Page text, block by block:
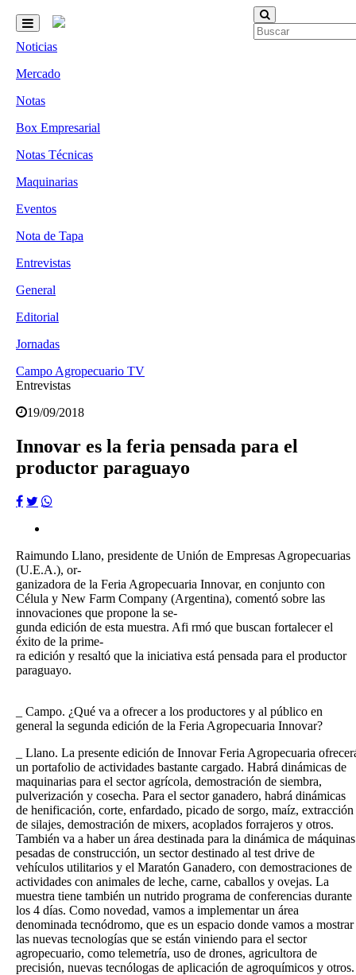
Noticias
Mercado
Notas
Box Empresarial
Notas Técnicas
Maquinarias
Eventos
Nota de Tapa
Entrevistas
General
Editorial
Jornadas
Campo Agropecuario TV
Entrevistas
19/09/2018
Innovar es la feria pensada para el
productor paraguayo
Raimundo Llano, presidente de Unión de Empresas Agropecuarias
(U.E.A.), or-
ganizadora de la Feria Agropecuaria Innovar, en conjunto con
Célula y New Farm Company (Argentina), comentó sobre las
innovaciones que propone la se-
gunda edición de esta muestra. Afi rmó que buscan fortalecer el
éxito de la prime-
ra edición y resaltó que la iniciativa está pensada para el productor
paraguayo.
_ Campo. ¿Qué va a ofrecer a los productores y al público en
general la segunda edición de la Feria Agropecuaria Innovar?
_ Llano. La presente edición de Innovar Feria Agropecuaria
un portafolio de actividades bastante cargado. Habrá dinámicas de
maquinarias para el sector agrícola, demostración de siembra,
pulverización y cosecha. Para el sector ganadero, habrá dinámicas
de henificación, corte, enfardado, picado de sorgo, maíz, extracción
de silajes, demostración de mixers, acoplados forrajeros y otros.
También va a haber un área destinada para la dinámica de máquinas
pesadas de construcción, un sector destinado al test drive de
vehículos utilitarios y el Maratón Ganadero, con demostraciones de
actividades con animales de leche, carne, caballos y ovejas. La
muestra tiene también un nutrido programa de conferencias durante
los 4 días. Como novedad, vamos a implementar un área
denominada tecnódromo, que es un espacio donde vamos a mostrar
las nuevas tecnologías que se están viniendo para el sector
agropecuario, como telemetría, uso de drones, agricultora de
precisión, nuevas tecnólogas de aplicación de agroquímicos y otros.